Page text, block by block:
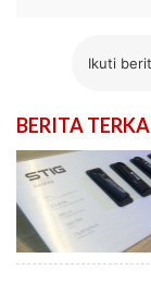
Ikuti
BERITA